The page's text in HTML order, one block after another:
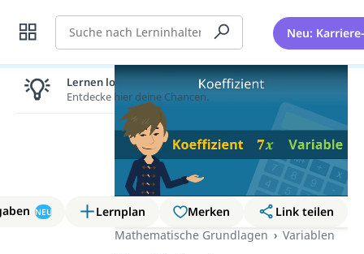
Suche Neu:
NEU Lernplan Merken
Link teilen
Mathematische Grundlagen
Variablen
Lernen lohnt sich!
Entdecke hier deine Chancen.